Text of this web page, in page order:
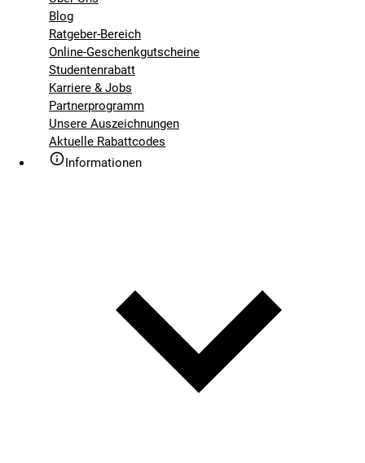
Blog
Ratgeber-Bereich
Online-Geschenkgutscheine
Studentenrabatt
Karriere & Jobs
Partnerprogramm
Unsere Auszeichnungen
Aktuelle Rabattcodes
Informationen